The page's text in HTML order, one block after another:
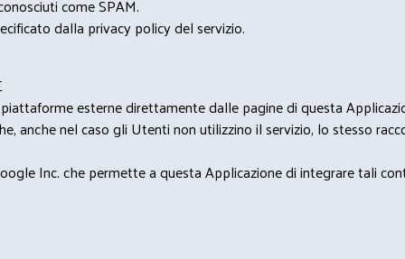
come SPAM.
dalla privacy policy del servizio.
esterne direttamente dalle pagine di questa
anche nel caso gli Utenti non utilizzino il servizio, lo stesso
Inc. che permette a questa Applicazione di integrare tali